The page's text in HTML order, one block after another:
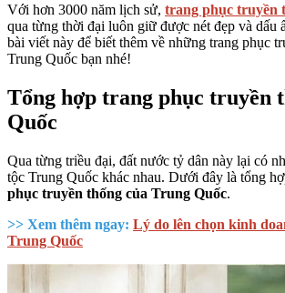
Với hơn 3000 năm lịch sử, trang phục truyền
qua từng thời đại luôn giữ được nét đẹp và dấu
bài viết này để biết thêm về những trang phục
Trung Quốc bạn nhé!
Tổng hợp trang phục truyền
Quốc
Qua từng triều đại, đất nước tỷ dân này lại có
tộc Trung Quốc khác nhau. Dưới đây là tổng
phục truyền thống của Trung Quốc.
>> Xem thêm ngay: Lý do lên chọn kinh
Trung Quốc